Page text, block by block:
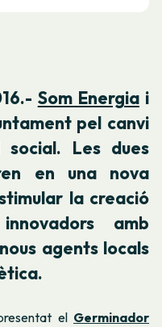
Som Energiai
pel canvi
Les dues
en una nova
la creació
amb
agents locals
el Germinador